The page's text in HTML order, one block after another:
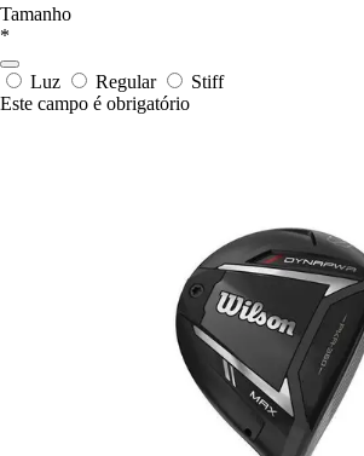
Tamanho
*
Luz Regular
Stiff
Este campo é obrigatório